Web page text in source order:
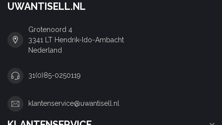
UWANTISELL.NL
Grotenoord 4
3341 LT Hendrik-Ido-Ambacht
Nederland
31(0)85-0250119
klantenservice@uwantisell.nl